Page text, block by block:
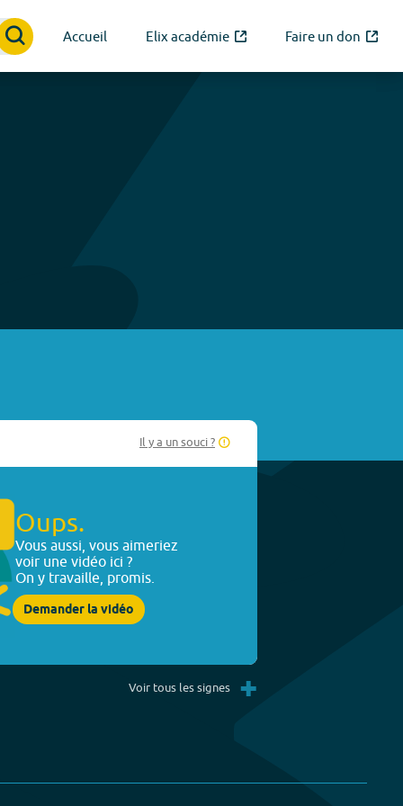
Accueil Elix académie Faire un don
Il y a un souci ?
Oups.
Vous aussi, vous aimeriez
voir une vidéo ici ?
On y travaille, promis.
Demander la vidéo
Voir tous les signes +